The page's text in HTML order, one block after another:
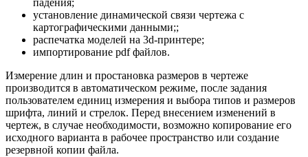
падения;
установление динамической связи чертежа с
картографическими данными;;
распечатка моделей на 3d-принтере;
импортирование pdf файлов.
Измерение длин и простановка размеров в чертеже
производится в автоматическом режиме, после задания
пользователем единиц измерения и выбора типов и размеров
шрифта, линий и стрелок. Перед внесением изменений в
чертеж, в случае необходимости, возможно копирование его
исходного варианта в рабочее пространство или создание
резервной копии файла.